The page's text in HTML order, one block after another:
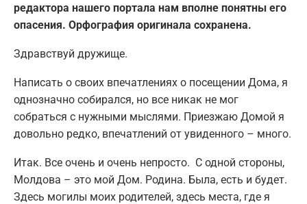
редактора нашего портала нам вполне понятны его
опасения. Орфография оригинала сохранена.
Здравствуй дружище.
Написать о своих впечатлениях о посещении Дома, я
однозначно собирался, но все никак не мог
собраться с нужными мыслями. Приезжаю Домой я
довольно редко, впечатлений от увиденного – много.
Итак. Все очень и очень непросто. С одной стороны,
Молдова – это мой Дом. Родина. Была, есть и будет.
Здесь могилы моих родителей, здесь места, где я